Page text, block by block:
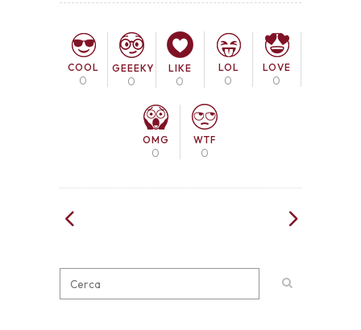
COOL
0
GEEEKY
0
LIKE
0
LOL
0
LOVE
0
OMG
0
WTF
0